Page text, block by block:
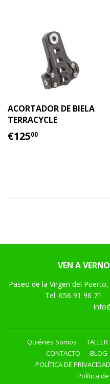
ACORTADOR DE BIELA
TERRACYCLE
PRECIO
€12500
VEN A
Paseo de la Virgen del
Tel. 656 91 96 71
Quiénes Somos TALLER
CONTACTO
BLOG
POLÍTICA DE PRIVACIDAD
Política